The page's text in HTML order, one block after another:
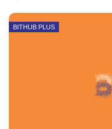
BITHUB PLUS